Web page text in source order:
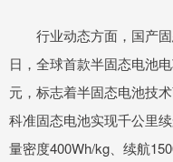
行业动态方面，国产固
日，全球首款半固态电池
元，标志着半固态电池技
科准固态电池实现千公里
量密度400Wh/kg、续航